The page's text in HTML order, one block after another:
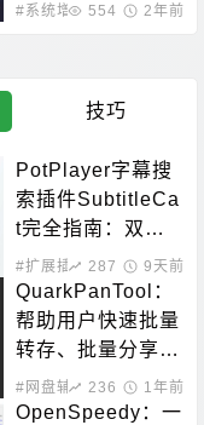
#系统增强554 2年前
技巧
PotPlayer字幕搜
索插件SubtitleCa
t完全指南：双源
字幕下载、自动匹
配、90语言支持
#扩展插件 #系统增强
287 9天前
QuarkPanTool：
帮助用户快速批量
转存、批量分享、
批量下载的开源工
具
#网盘辅助 236 1年前
OpenSpeedy：一